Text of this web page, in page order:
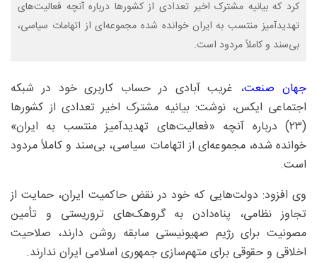
کرد که بیانیه مشترک اخیر تعدادی از کشورها درباره آنچه فعالیت‌های
تهدیدآمیز منتسب به ایران خوانده شده مجموعه‌ای از اتهامات سیاسی،
بی‌سند و کاملاً مردود است.
جهان صنعت، غریب آبادی در حساب کاربری خود در شبکه
اجتماعی ایکس، نوشت: ‏بیانیه مشترک اخیر تعدادی از کشورها
(۲۳) درباره آنچه «فعالیت‌های تهدیدآمیز منتسب به ایران»
خوانده شده، مجموعه‌ای از اتهامات سیاسی، بی‌سند و کاملاً مردود
است.
وی افزود: دولت‌هایی که خود در نقض حاکمیت ایران، حمایت از
تجاوز نظامی، پناه‌دادن به گروهک‌های تروریستی و تأمین
مصونیت برای رژیم صهیونیستی سابقه روشن دارند، صلاحیت
اخلاقی و حقوقی برای متهم‌سازی جمهوری اسلامی ایران ندارند.